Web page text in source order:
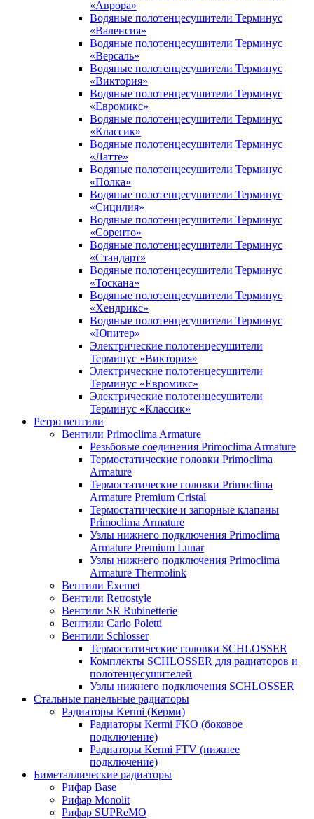
«Аврора»
Водяные полотенцесушители Терминус
«Валенсия»
Водяные полотенцесушители Терминус
«Версаль»
Водяные полотенцесушители Терминус
«Виктория»
Водяные полотенцесушители Терминус
«Евромикс»
Водяные полотенцесушители Терминус
«Классик»
Водяные полотенцесушители Терминус
«Латте»
Водяные полотенцесушители Терминус
«Полка»
Водяные полотенцесушители Терминус
«Сицилия»
Водяные полотенцесушители Терминус
«Соренто»
Водяные полотенцесушители Терминус
«Стандарт»
Водяные полотенцесушители Терминус
«Тоскана»
Водяные полотенцесушители Терминус
«Хендрикс»
Водяные полотенцесушители Терминус
«Юпитер»
Электрические полотенцесушители
Терминус «Виктория»
Электрические полотенцесушители
Терминус «Евромикс»
Электрические полотенцесушители
Терминус «Классик»
Ретро вентили
Вентили Primoclima Armature
Резьбовые соединения Primoclima Armature
Термостатические головки Primoclima
Armature
Термостатические головки Primoclima
Armature Premium Cristal
Термостатические и запорные клапаны
Primoclima Armature
Узлы нижнего подключения Primoclima
Armature Premium Lunar
Узлы нижнего подключения Primoclima
Armature Thermolink
Вентили Exemet
Вентили Retrostyle
Вентили SR Rubinetterie
Вентили Carlo Poletti
Вентили Schlosser
Термостатические головки SCHLOSSER
Комплекты SCHLOSSER для радиаторов и
полотенцесушителей
Узлы нижнего подключения SCHLOSSER
Стальные панельные радиаторы
Радиаторы Kermi (Керми)
Радиаторы Kermi FKO (боковое
подключение)
Радиаторы Kermi FTV (нижнее
подключение)
Биметаллические радиаторы
Рифар Base
Рифар Monolit
Рифар SUPReMO